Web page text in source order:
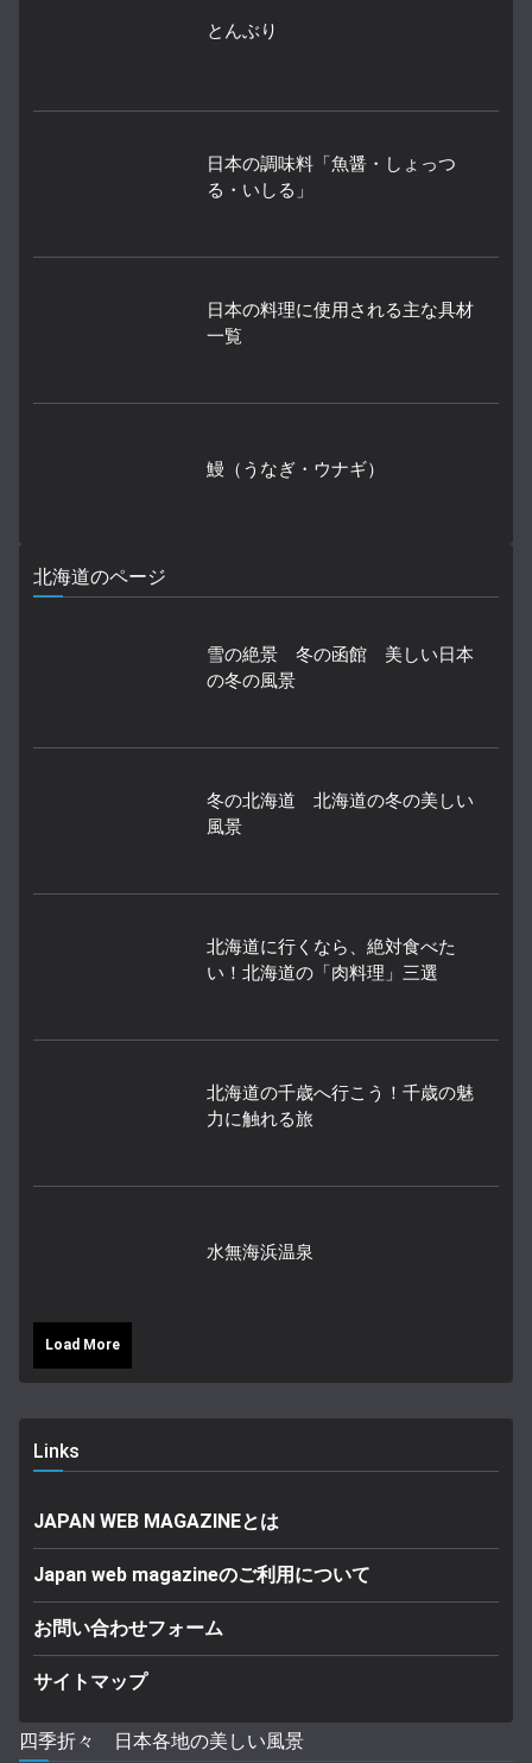
とんぶり
日本の調味料「魚醤・しょっつ
る・いしる」
日本の料理に使用される主な具材
一覧
鰻（うなぎ・ウナギ）
北海道のページ
雪の絶景 冬の函館 美しい日本
の冬の風景
冬の北海道 北海道の冬の美しい
風景
北海道に行くなら、絶対食べた
い！北海道の「肉料理」三選
北海道の千歳へ行こう！千歳の魅
力に触れる旅
水無海浜温泉
Load More
Links
JAPAN WEB MAGAZINEとは
Japan web magazineのご利用について
お問い合わせフォーム
サイトマップ
四季折々 日本各地の美しい風景